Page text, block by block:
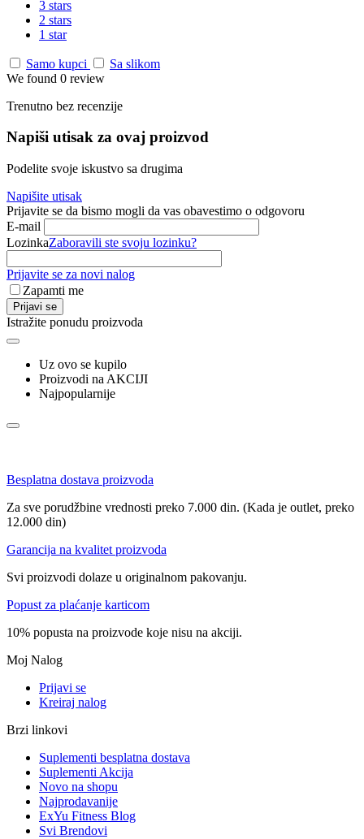
3 stars
2 stars
1 star
Samo kupci
Sa slikom
We found 0 review
Trenutno bez recenzije
Napiši utisak za ovaj proizvod
Podelite svoje iskustvo sa drugima
Napišite utisak
Prijavite se da bismo mogli da vas obavestimo o odgovoru
E-mail
LozinkaZaboravili ste svoju lozinku?
Prijavite se za novi nalog
Zapamti me
Prijavi se
Istražite ponudu proizvoda
Uz ovo se kupilo
Proizvodi na AKCIJI
Najpopularnije
Besplatna dostava proizvoda
Za sve porudžbine vrednosti preko 7.000 din. (Kada je outlet, preko
12.000 din)
Garancija na kvalitet proizvoda
Svi proizvodi dolaze u originalnom pakovanju.
Popust za plaćanje karticom
10% popusta na proizvode koje nisu na akciji.
Moj Nalog
Prijavi se
Kreiraj nalog
Brzi linkovi
Suplementi besplatna dostava
Suplementi Akcija
Novo na shopu
Najprodavanije
ExYu Fitness Blog
Svi Brendovi